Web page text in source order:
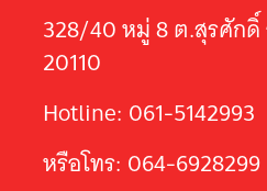
328/40 หมู่ 8 ต.สุรศักดิ์
20110
Hotline: 061-5142993
หรือโทร: 064-6928299